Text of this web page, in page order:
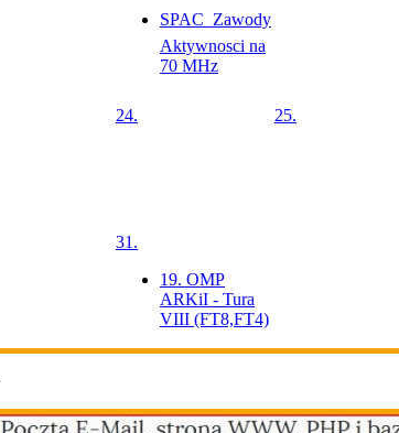
SPAC  Zawody
Aktywnosci na
70 MHz
24. 25.
31.
19. OMP
ARKiI - Tura
VIII (FT8,FT4)